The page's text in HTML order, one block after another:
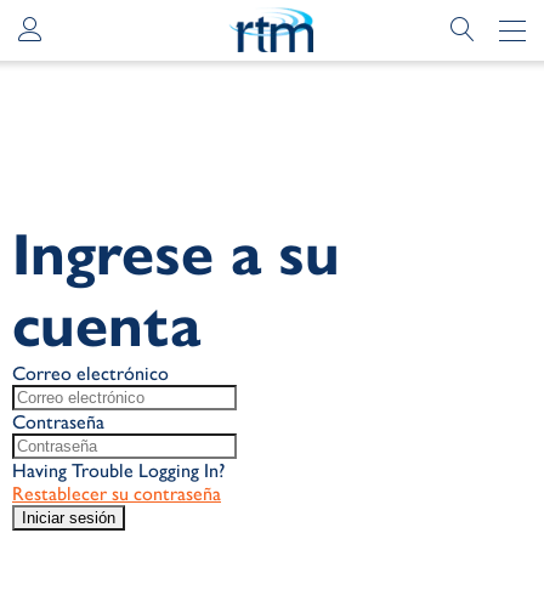
Ingrese a su
cuenta
Correo electrónico
Contraseña
Having Trouble Logging In?
Restablecer su contraseña